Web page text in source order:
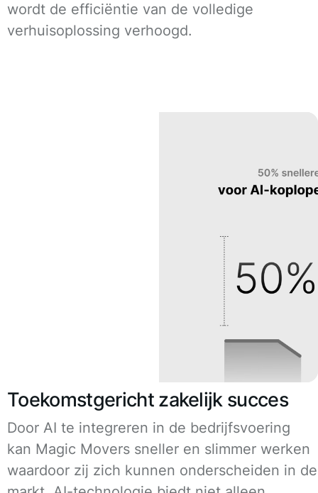
wordt de efficiëntie van de volledige
verhuisoplossing verhoogd.
Toekomstgericht zakelijk succes
Door AI te integreren in de bedrijfsvoering
kan Magic Movers sneller en slimmer werken
waardoor zij zich kunnen onderscheiden in de